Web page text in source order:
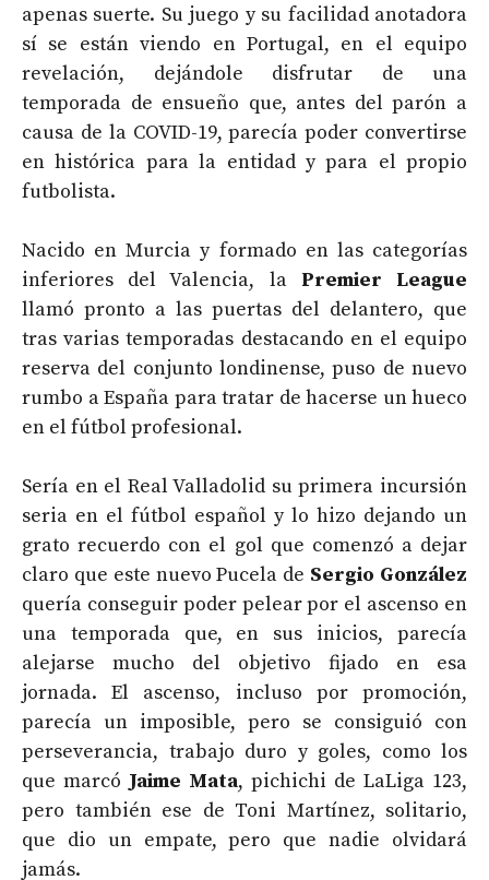
apenas suerte. Su juego y su facilidad anotadora
sí se están viendo en Portugal, en el equipo
revelación, dejándole disfrutar de una
temporada de ensueño que, antes del parón a
causa de la COVID-19, parecía poder convertirse
en histórica para la entidad y para el propio
futbolista.
Nacido en Murcia y formado en las categorías
inferiores del Valencia, la Premier League
llamó pronto a las puertas del delantero, que
tras varias temporadas destacando en el equipo
reserva del conjunto londinense, puso de nuevo
rumbo a España para tratar de hacerse un hueco
en el fútbol profesional.
Sería en el Real Valladolid su primera incursión
seria en el fútbol español y lo hizo dejando un
grato recuerdo con el gol que comenzó a dejar
claro que este nuevo Pucela de Sergio González
quería conseguir poder pelear por el ascenso en
una temporada que, en sus inicios, parecía
alejarse mucho del objetivo fijado en esa
jornada. El ascenso, incluso por promoción,
parecía un imposible, pero se consiguió con
perseverancia, trabajo duro y goles, como los
que marcó Jaime Mata, pichichi de LaLiga 123,
pero también ese de Toni Martínez, solitario,
que dio un empate, pero que nadie olvidará
jamás.